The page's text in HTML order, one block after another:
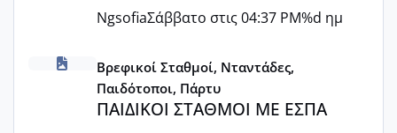
NgsofiaΣάββατο στις 04:37 PM%d ημ
ΠΑΙΔΙΚΟΙ ΣΤΑΘΜΟΙ ΜΕ ΕΣΠΑ
Βρεφικοί Σταθμοί, Νταντάδες,
Παιδότοποι, Πάρτυ
ΠΑΙΔΙΚΟΙ ΣΤΑΘΜΟΙ ΜΕ ΕΣΠΑ